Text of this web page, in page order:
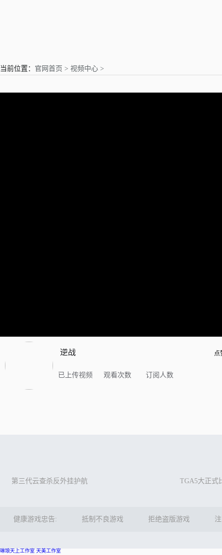
当前位置： 官网首页 > 视频中心 >
逆战
已上传视频 观看次数 订阅人数
点
第三代云查杀反外挂护航 TGA5大正式
健康游戏忠告: 抵制不良游戏 拒绝盗版游戏
琳琅天上工作室 天美工作室